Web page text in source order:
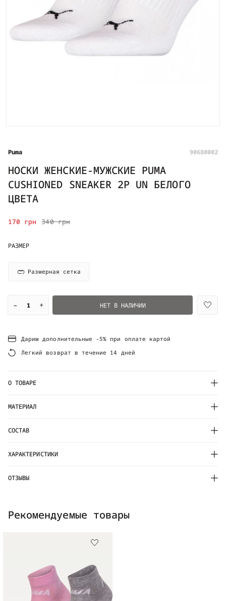
Puma 90680002
НОСКИ ЖЕНСКИЕ-МУЖСКИЕ PUMA
CUSHIONED SNEAKER 2P UN БЕЛОГО
ЦВЕТА
340 грн
170 грн
РАЗМЕР
Размерная сетка
– + НЕТ В НАЛИЧИИ
Дарим дополнительные -5% при оплате картой
Легкий возврат в течение 14 дней
О ТОВАРЕ
МАТЕРИАЛ
СОСТАВ
ХАРАКТЕРИСТИКИ
ОТЗЫВЫ
Рекомендуемые товары